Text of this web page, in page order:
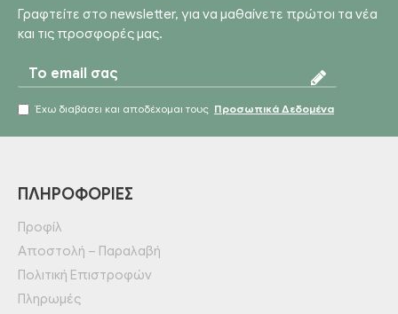
Γραφτείτε στο newsletter, για να μαθαίνετε πρώτοι τα νέα
και τις προσφορές μας.
Έχω διαβάσει και αποδέχομαι τους Προσωπικά Δεδομένα
ΠΛΗΡΟΦΟΡΊΕΣ
Προφίλ
Αποστολή – Παραλαβή
Πολιτική Επιστροφών
Πληρωμές